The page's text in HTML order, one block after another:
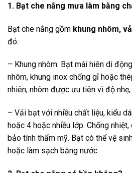
1. Bạt che nắng mưa làm bằng
Bạt che nắng gồm khung nhôm,
đó:
– Khung nhôm: Bạt mái hiên di
nhôm, khung inox chống gỉ hoặc
nhiên, nhôm được ưu tiên vì độ nhẹ,
– Vải bạt với nhiều chất liệu, kiểu
hoặc 4 hoặc nhiều lớp. Chống
bảo tính thẩm mỹ. Bạt có thể vệ
hoặc làm sạch bằng nước.